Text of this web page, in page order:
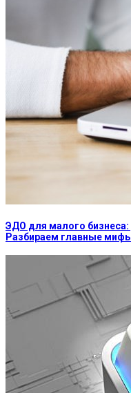
ЭДО для малого
Разбираем главные